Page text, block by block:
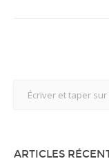
ARTICLES